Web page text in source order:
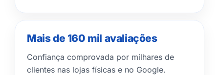
Mais de 160 mil avaliações
Confiança comprovada por milhares de
clientes nas lojas físicas e no Google.